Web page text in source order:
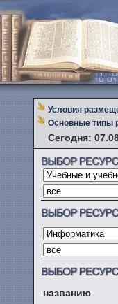
Условия
Основные типы
Сегодня:
названию